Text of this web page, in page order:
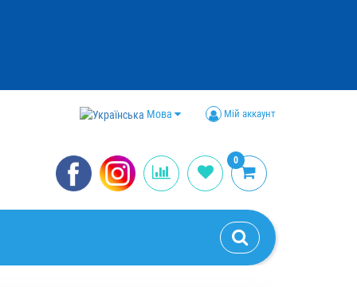
Мова Мій аккаунт
0